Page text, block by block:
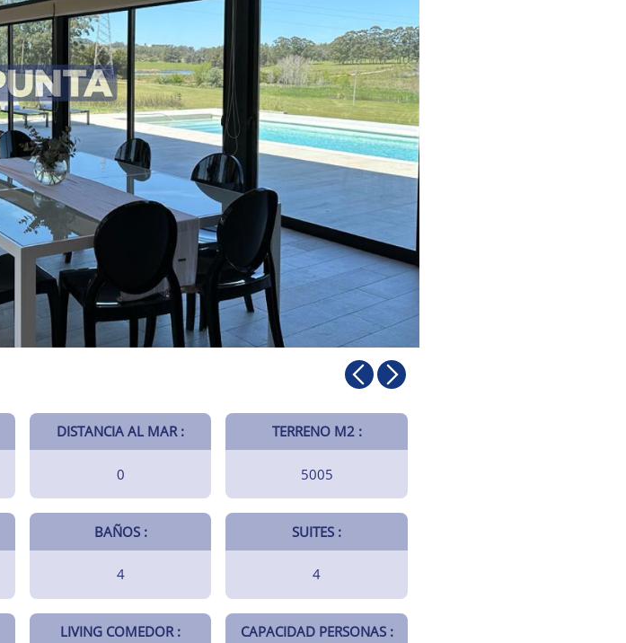
DISTANCIA AL MAR :
0
TERRENO M2 :
5005
BAÑOS :
4
SUITES :
4
LIVING COMEDOR : CAPACIDAD PERSONAS :